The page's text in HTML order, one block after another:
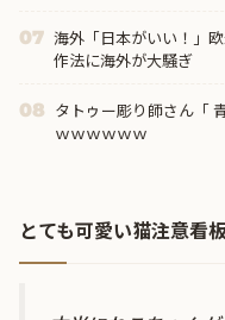
07 海外「日本がいい！」
作法に海外が大騒ぎ
08 タトゥー彫り師さん「
ｗｗｗｗｗｗ
とても可愛い猫注意看